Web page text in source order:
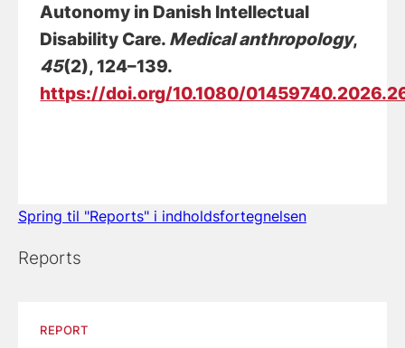
Autonomy in Danish Intellectual
Disability Care. Medical anthropology,
45(2), 124–139.
https://doi.org/10.1080/
Spring til "Reports" i indholdsfortegnelsen
Reports
REPORT